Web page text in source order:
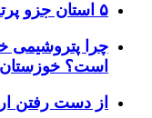
۵ استان جزو پرتحرک‌ترین اقتصاد‌های کشور
چرا پتروشیمی
است؟ خوزستان
از دست رفتن